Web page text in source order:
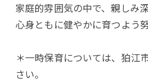
家庭的雰囲気の中で、親しみ
心身ともに健やかに育つよう
＊一時保育については、狛江
さい。